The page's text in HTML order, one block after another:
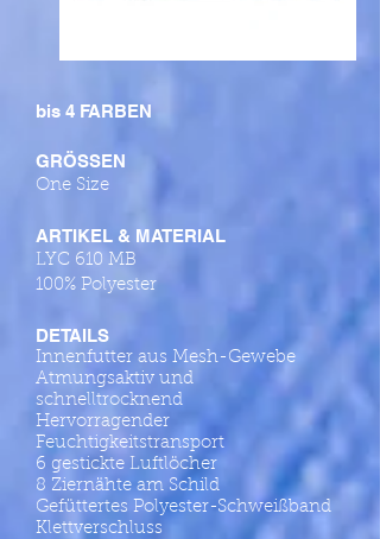
bis 4 FARBEN
GRÖSSEN
One Size
ARTIKEL & MATERIAL
LYC 610 MB
100% Polyester
DETAILS
Innenfutter aus Mesh-Gewebe
Atmungsaktiv und
schnelltrocknend
Hervorragender
Feuchtigkeitstransport
6 gestickte Luftlöcher
8 Ziernähte am Schild
Gefüttertes Polyester-Schweißband
Klettverschluss